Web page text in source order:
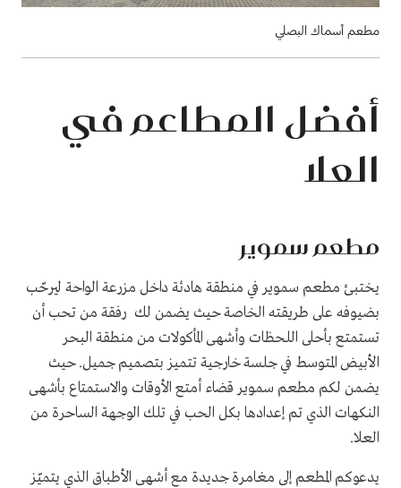
مطعم أسماك البصلي
أفضل المطاعم في
العلا
مطعم سموير
يختبئ مطعم سموير في منطقة هادئة داخل مزرعة الواحة ليرحّب
بضيوفه على طريقته الخاصة حيث يضمن لك رفقة من تحب أن
تستمتع بأحلى اللحظات وأشهى المأكولات من منطقة البحر
الأبيض المتوسط في جلسة خارجية تتميز بتصميم جميل. حيث
يضمن لكم مطعم سموير قضاء أمتع الأوقات والاستمتاع بأشهى
النكهات الذي تم إعدادها بكل الحب في تلك الوجهة الساحرة من
العلا.
يدعوكم المطعم إلى مغامرة جديدة مع أشهى الأطباق الذي يتميّز